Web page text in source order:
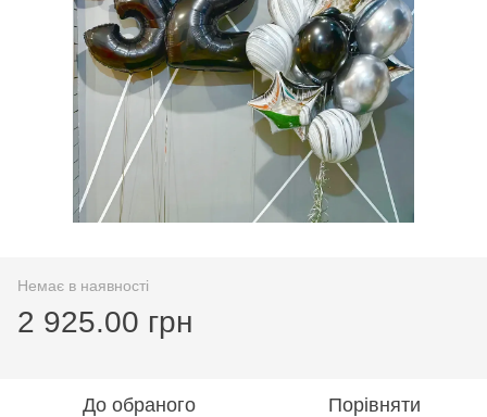
Немає в наявності
2 925.00 грн
До обраного Порівняти